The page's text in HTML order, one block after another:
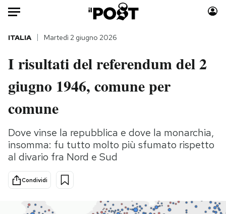
Auto
HOME
Italia
Politica
Tecnologia
Internet
Scienza
Cultura
Economia
Sport
Moda
Storie/Idee
Ok Boomer!
Mondiali calcio 2026
ITALIA Martedì 2 giugno 2026
I risultati del referendum del 2
giugno 1946, comune per
comune
Dove vinse la repubblica e dove la monarchia,
insomma: fu tutto molto più sfumato rispetto
al divario fra Nord e Sud
Condividi